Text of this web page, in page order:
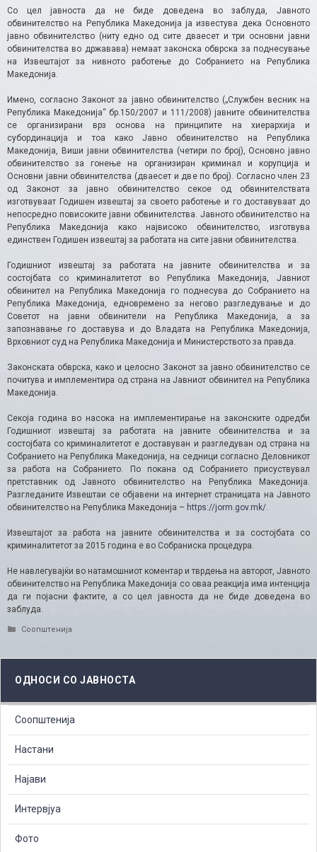
Со цел јавноста да не биде доведена во заблуда, Јавното
обвинителство на Република Македонија ја известува дека Основното
јавно обвинителство (ниту едно од сите дваесет и три основни јавни
обвинителства во државава) немаат законска обврска за поднесување
на Извештајот за нивното работење до Собранието на Република
Македонија.
Имено, согласно Законот за јавно обвинителство („Службен весник на
Република Македонија“ бр.150/2007 и 111/2008) јавните обвинителства
се организирани врз основа на принципите на хиерархија и
субординација и тоа како Јавно обвинителство на Република
Македонија, Виши јавни обвинителства (четири по број), Основно јавно
обвинителство за гонење на организиран криминал и корупција и
Основни јавни обвинителства (дваесет и две по број). Согласно член 23
од Законот за јавно обвинителство секое од обвинителствата
изготвуваат Годишен извештај за своето работење и го доставуваат до
непосредно повисоките јавни обвинителства. Јавното обвинителство на
Република Македонија како највисоко обвинителство, изготвува
единствен Годишен извештај за работата на сите јавни обвинителства.
Годишниот извештај за работата на јавните обвинителства и за
состојбата со криминалитетот во Република Македонија, Јавниот
обвинител на Република Македонија го поднесува до Собранието на
Република Македонија, едновремено за негово разгледување и до
Советот на јавни обвинители на Република Македонија, а за
запознавање го доставува и до Владата на Република Македонија,
Врховниот суд на Република Македонија и Министерството за правда.
Законската обврска, како и целосно Законот за јавно обвинителство се
почитува и имплементира од страна на Јавниот обвинител на Република
Македонија.
Секоја година во насока на имплементирање на законските одредби
Годишниот извештај за работата на јавните обвинителства и за
состојбата со криминалитетот е доставуван и разгледуван од страна на
Собранието на Република Македонија, на седници согласно Деловникот
за работа на Собранието. По покана од Собранието присуствувал
претставник од Јавното обвинителство на Република Македонија.
Разгледаните Извештаи се објавени на интернет страницата на Јавното
обвинителство на Република Македонија – https://jorm.gov.mk/.
Извештајот за работа на јавните обвинителства и за состојбата со
криминалитетот за 2015 година е во Собраниска процедура.
Не навлегувајќи во натамошниот коментар и тврдења на авторот, Јавното
обвинителство на Република Македонија со оваа реакција има интенција
да ги појасни фактите, а со цел јавноста да не биде доведена во
заблуда.
Categories
Соопштенија
ОДНОСИ СО ЈАВНОСТА
Соопштенија
Настани
Најави
Интервјуа
Фото